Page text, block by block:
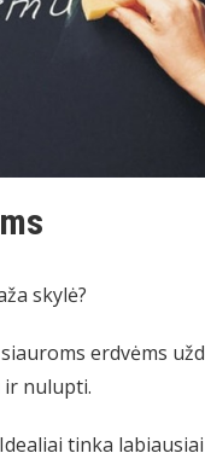
skylė?
erdvėms
ir nulupti.
tinka